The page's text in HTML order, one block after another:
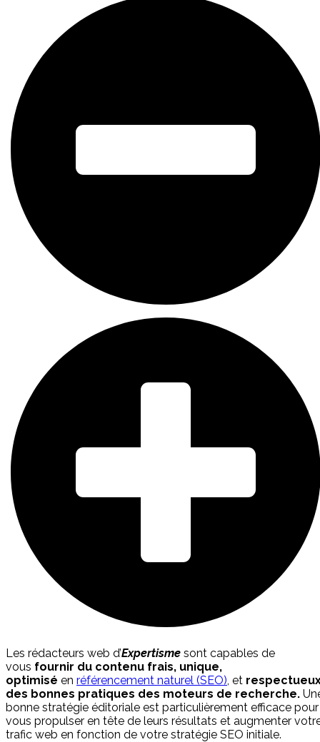
Les rédacteurs web d’Expertisme sont capables de
vous fournir du contenu frais, unique,
optimisé en référencement naturel (SEO), et
des bonnes pratiques des moteurs de recherche.
bonne stratégie éditoriale est particulièrement efficace pour
vous propulser en tête de leurs résultats et augmenter
trafic web en fonction de votre stratégie SEO initiale.